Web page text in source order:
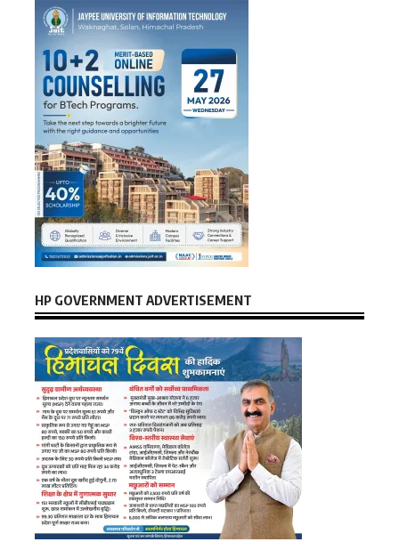
HP GOVERNMENT ADVERTISEMENT